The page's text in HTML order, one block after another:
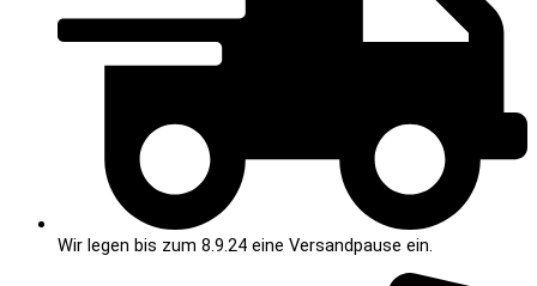
Wir legen bis zum 8.9.24 eine Versandpause ein.